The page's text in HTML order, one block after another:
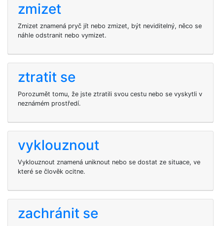
zmizet
Zmizet znamená pryč jít nebo zmizet, být neviditelný, něco se
náhle odstranit nebo vymizet.
ztratit se
Porozumět tomu, že jste ztratili svou cestu nebo se vyskytli v
neznámém prostředí.
vyklouznout
Vyklouznout znamená uniknout nebo se dostat ze situace, ve
které se člověk ocitne.
zachránit se